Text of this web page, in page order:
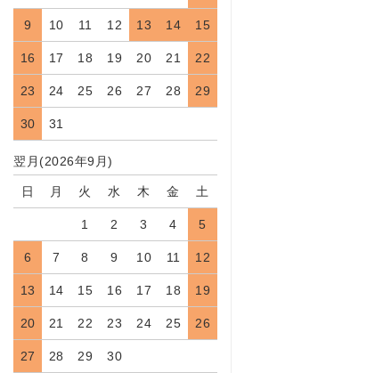
9 10 11 12 13 14 15
16 17 18 19 20 21 22
23 24 25 26 27 28 29
30 31
翌月(2026年9月)
日 月 火 水 木 金 土
1 2 3 4 5
6 7 8 9 10 11 12
13 14 15 16 17 18 19
20 21 22 23 24 25 26
27 28 29 30